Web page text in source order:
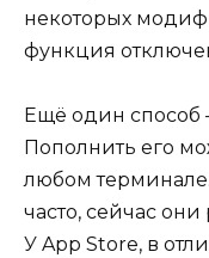
некоторых
функция
Ещё один способ
Пополнить его
любом
часто, сейчас
У App Store, в